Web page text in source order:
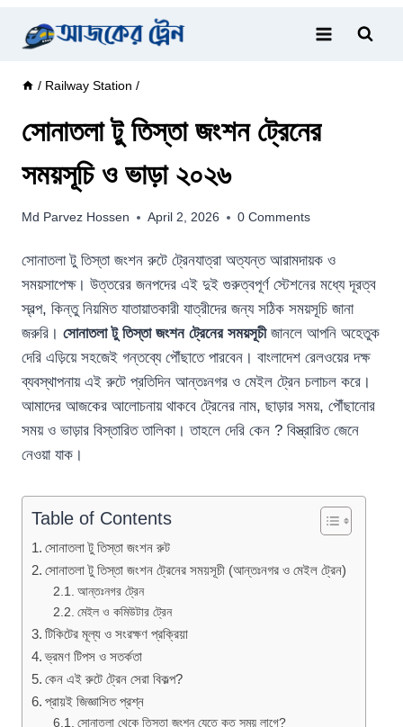
/ Railway Station /
সোনাতলা টু তিস্তা জংশন ট্রেনের
সময়সূচি ও ভাড়া ২০২৬
Md Parvez Hossen April 2, 2026 0 Comments
সোনাতলা টু তিস্তা জংশন রুটে ট্রেনযাত্রা অত্যন্ত আরামদায়ক ও
সময়সাপেক্ষ। উত্তরের জনপদের এই দুই গুরুত্বপূর্ণ স্টেশনের মধ্যে দূরত্ব
স্বল্প, কিন্তু নিয়মিত যাতায়াতকারী যাত্রীদের জন্য সঠিক সময়সূচি জানা
জরুরি। সোনাতলা টু তিস্তা জংশন ট্রেনের সময়সূচীজানলে আপনি অহেতুক
দেরি এড়িয়ে সহজেই গন্তব্যে পৌঁছাতে পারবেন। বাংলাদেশ রেলওয়ের দক্ষ
ব্যবস্থাপনায় এই রুটে প্রতিদিন আন্তঃনগর ও মেইল ট্রেন চলাচল করে।
আমাদের আজকের আলোচনায় থাকবে ট্রেনের নাম, ছাড়ার সময়, পৌঁছানোর
সময় ও ভাড়ার বিস্তারিত তালিকা। তাহলে দেরি কেন ? বিস্ত্রারিত জেনে
নেওয়া যাক।
Table of Contents
সোনাতলা টু তিস্তা জংশন রুট
সোনাতলা টু তিস্তা জংশন ট্রেনের সময়সূচী (আন্তঃনগর ও মেইল ট্রেন)
আন্তঃনগর ট্রেন
মেইল ও কমিউটার ট্রেন
টিকিটের মূল্য ও সংরক্ষণ প্রক্রিয়া
ভ্রমণ টিপস ও সতর্কতা
কেন এই রুটে ট্রেন সেরা বিকল্প?
প্রায়ই জিজ্ঞাসিত প্রশ্ন
সোনাতলা থেকে তিস্তা জংশন যেতে কত সময় লাগে?